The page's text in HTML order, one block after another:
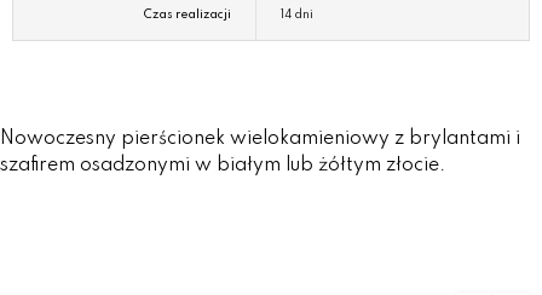
Czas realizacji 14 dni
Nowoczesny pierścionek wielokamieniowy z brylantami i
szafirem osadzonymi w białym lub żółtym złocie.